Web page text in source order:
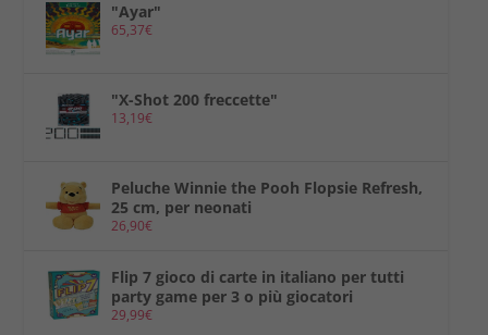
"Ayar"
65,37€
"X-Shot 200 freccette"
13,19€
Peluche Winnie the Pooh Flopsie Refresh,
25 cm, per neonati
26,90€
Flip 7 gioco di carte in italiano per tutti
party game per 3 o più giocatori
29,99€